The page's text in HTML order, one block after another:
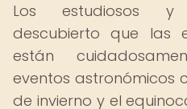
Los estudiosos y
descubierto que las
están
eventos astronómicos
de invierno y el